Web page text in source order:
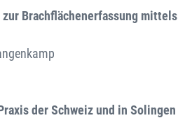
Brachflächenerfassung mittels
der Schweiz und in Solingen